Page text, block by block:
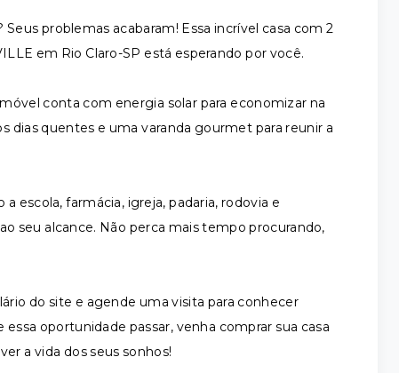
problemas acabaram! Essa incrível casa com 2
em Rio Claro-SP está esperando por você.
conta com energia solar para economizar na
dias quentes e uma varanda gourmet para reunir a
escola, farmácia, igreja, padaria, rodovia e
seu alcance. Não perca mais tempo procurando,
do site e agende uma visita para conhecer
oportunidade passar, venha comprar sua casa
a vida dos seus sonhos!